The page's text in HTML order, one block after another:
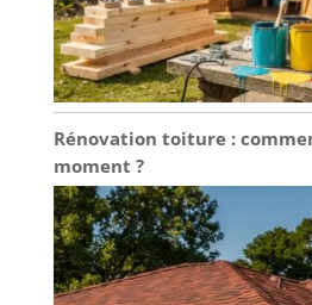
Rénovation toiture :
moment ?